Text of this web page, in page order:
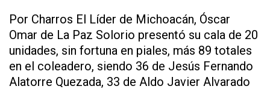
Por Charros El Líder de Michoacán, Óscar
Omar de La Paz Solorio presentó su cala de 20
unidades, sin fortuna en piales, más 89 totales
en el coleadero, siendo 36 de Jesús Fernando
Alatorre Quezada, 33 de Aldo Javier Alvarado